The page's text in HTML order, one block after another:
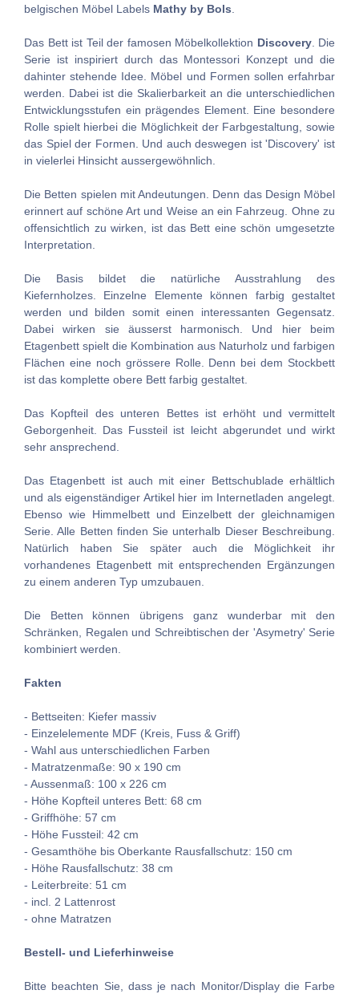
belgischen Möbel Labels Mathy by Bols.
Das Bett ist Teil der famosen Möbelkollektion Discovery. Die
Serie ist inspiriert durch das Montessori Konzept und die
dahinter stehende Idee. Möbel und Formen sollen erfahrbar
werden. Dabei ist die Skalierbarkeit an die unterschiedlichen
Entwicklungsstufen ein prägendes Element. Eine besondere
Rolle spielt hierbei die Möglichkeit der Farbgestaltung, sowie
das Spiel der Formen. Und auch deswegen ist 'Discovery' ist
in vielerlei Hinsicht aussergewöhnlich.
Die Betten spielen mit Andeutungen. Denn das Design Möbel
erinnert auf schöne Art und Weise an ein Fahrzeug. Ohne zu
offensichtlich zu wirken, ist das Bett eine schön umgesetzte
Interpretation.
Die Basis bildet die natürliche Ausstrahlung des
Kiefernholzes. Einzelne Elemente können farbig gestaltet
werden und bilden somit einen interessanten Gegensatz.
Dabei wirken sie äusserst harmonisch. Und hier beim
Etagenbett spielt die Kombination aus Naturholz und farbigen
Flächen eine noch grössere Rolle. Denn bei dem Stockbett
ist das komplette obere Bett farbig gestaltet.
Das Kopfteil des unteren Bettes ist erhöht und vermittelt
Geborgenheit. Das Fussteil ist leicht abgerundet und wirkt
sehr ansprechend.
Das Etagenbett ist auch mit einer Bettschublade erhältlich
und als eigenständiger Artikel hier im Internetladen angelegt.
Ebenso wie Himmelbett und Einzelbett der gleichnamigen
Serie. Alle Betten finden Sie unterhalb Dieser Beschreibung.
Natürlich haben Sie später auch die Möglichkeit ihr
vorhandenes Etagenbett mit entsprechenden Ergänzungen
zu einem anderen Typ umzubauen.
Die Betten können übrigens ganz wunderbar mit den
Schränken, Regalen und Schreibtischen der 'Asymetry' Serie
kombiniert werden.
Fakten
- Bettseiten: Kiefer massiv
- Einzelelemente MDF (Kreis, Fuss & Griff)
- Wahl aus unterschiedlichen Farben
- Matratzenmaße: 90 x 190 cm
- Aussenmaß: 100 x 226 cm
- Höhe Kopfteil unteres Bett: 68 cm
- Griffhöhe: 57 cm
- Höhe Fussteil: 42 cm
- Gesamthöhe bis Oberkante Rausfallschutz: 150 cm
- Höhe Rausfallschutz: 38 cm
- Leiterbreite: 51 cm
- incl. 2 Lattenrost
- ohne Matratzen
Bestell- und Lieferhinweise
Bitte beachten Sie, dass je nach Monitor/Display die Farbe